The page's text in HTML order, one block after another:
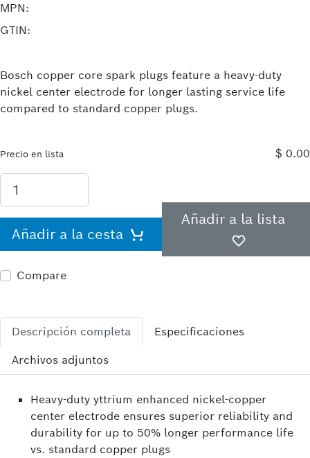
MPN:
GTIN:
Bosch copper core spark plugs feature a heavy-duty
nickel center electrode for longer lasting service life
compared to standard copper plugs.
Precio en lista $ 0.00
Añadir a la cesta
Añadir a la lista
Compare
Descripción completa
Especificaciones
Archivos adjuntos
Heavy-duty yttrium enhanced nickel-copper
center electrode ensures superior reliability and
durability for up to 50% longer performance life
vs. standard copper plugs